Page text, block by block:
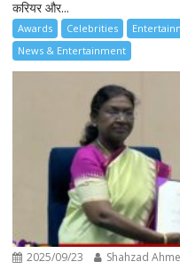
करियर और...
Awards Celebrities
News & Entertainment
2025/09/23 Shahzad